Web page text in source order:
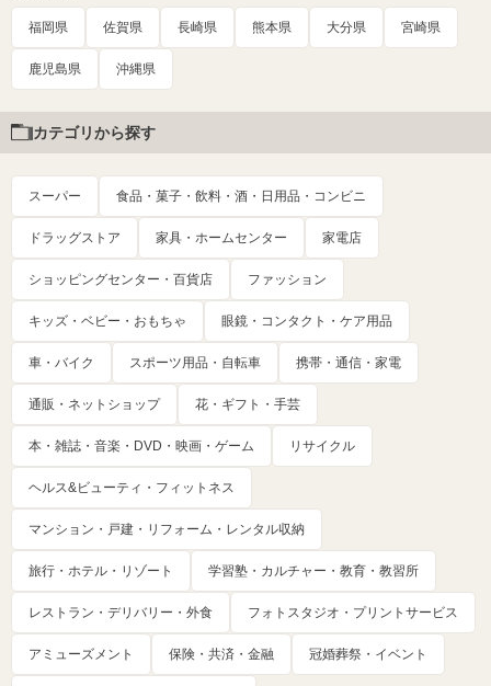
福岡県 佐賀県 長崎県 熊本県 大分県 宮崎県
鹿児島県 沖縄県
カテゴリから探す
スーパー 食品・菓子・飲料・酒・日用品・コンビニ
ドラッグストア 家具・ホームセンター 家電店
ショッピングセンター・百貨店 ファッション
キッズ・ベビー・おもちゃ 眼鏡・コンタクト・ケア用品
車・バイク スポーツ用品・自転車 携帯・通信・家電
通販・ネットショップ 花・ギフト・手芸
本・雑誌・音楽・DVD・映画・ゲーム リサイクル
ヘルス&ビューティ・フィットネス
マンション・戸建・リフォーム・レンタル収納
旅行・ホテル・リゾート 学習塾・カルチャー・教育・教習所
レストラン・デリバリー・外食 フォトスタジオ・プリントサービス
アミューズメント 保険・共済・金融 冠婚葬祭・イベント